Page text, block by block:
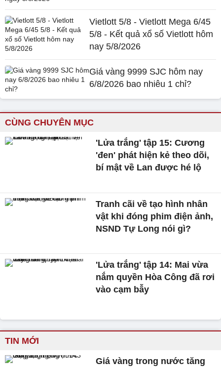
Vietlott 5/8 - Vietlott Mega 6/45
5/8 - Kết quả xổ số Vietlott hôm
nay 5/8/2026
Giá vàng 9999 SJC hôm nay
6/8/2026 bao nhiêu 1 chỉ?
CÙNG CHUYÊN MỤC
'Lửa trắng' tập 15: Cương
'đen' phát hiện kẻ theo dõi,
bí mật về Lan được hé lộ
Tranh cãi về tạo hình nhân
vật khi đóng phim điện ảnh,
NSND Tự Long nói gì?
'Lửa trắng' tập 14: Mai vừa
nắm quyền Hòa Công đã rơi
vào cạm bẫy
TIN MỚI
Giá vàng trong nước tăng